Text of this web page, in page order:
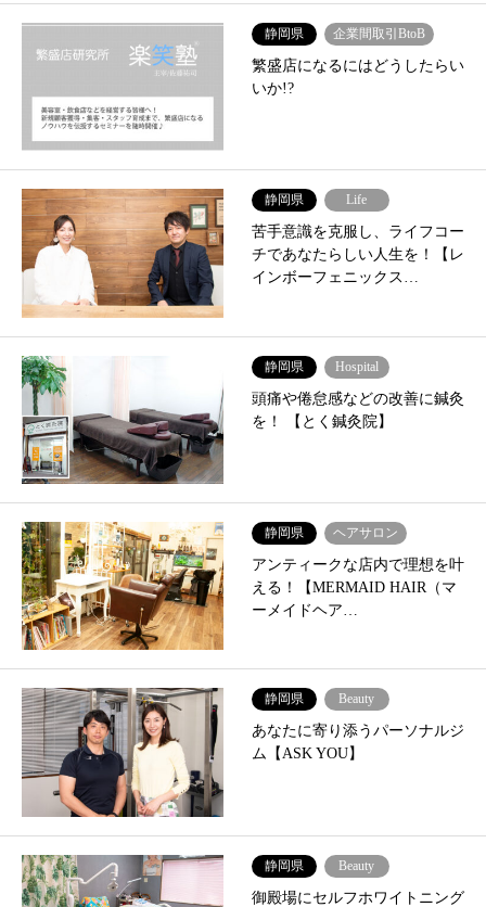
静岡県 企業間取引BtoB
繁盛店になるにはどうしたらい
いか!?
静岡県 Life
苦手意識を克服し、ライフコー
チであなたらしい人生を！【レ
インボーフェニックス…
静岡県 Hospital
頭痛や倦怠感などの改善に鍼灸
を！ 【とく鍼灸院】
静岡県 ヘアサロン
アンティークな店内で理想を叶
える！【MERMAID HAIR（マ
ーメイドヘア…
静岡県 Beauty
あなたに寄り添うパーソナルジ
ム【ASK YOU】
静岡県 Beauty
御殿場にセルフホワイトニング